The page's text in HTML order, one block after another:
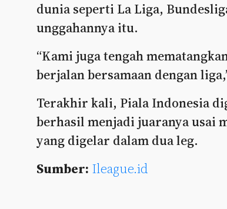
dunia seperti La Liga,
unggahannya itu.
“Kami juga tengah
berjalan bersamaan dengan
Terakhir kali, Piala Indonesia
berhasil menjadi juaranya usai
yang digelar dalam dua leg.
Sumber: Ileague.id